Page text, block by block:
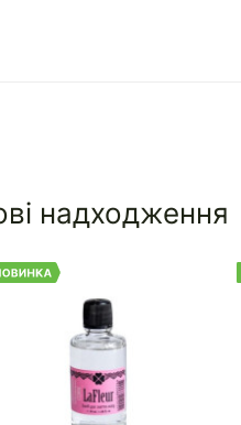
надходження